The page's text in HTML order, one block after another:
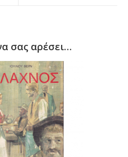
σας αρέσει…